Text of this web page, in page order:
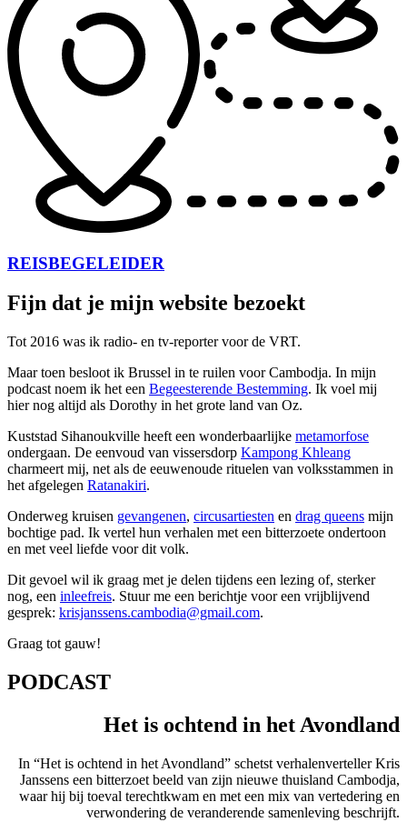
REISBEGELEIDER
Fijn dat je mijn website bezoekt
Tot 2016 was ik radio- en tv-reporter voor de VRT.
Maar toen besloot ik Brussel in te ruilen voor Cambodja. In mijn
podcast noem ik het een Begeesterende Bestemming. Ik voel mij
hier nog altijd als Dorothy in het grote land van Oz.
Kuststad Sihanoukville heeft een wonderbaarlijke metamorfose
ondergaan. De eenvoud van vissersdorp Kampong Khleang
charmeert mij, net als de eeuwenoude rituelen van volksstammen in
het afgelegen Ratanakiri.
Onderweg kruisen gevangenen, circusartiesten en drag queens mijn
bochtige pad. Ik vertel hun verhalen met een bitterzoete ondertoon
en met veel liefde voor dit volk.
Dit gevoel wil ik graag met je delen tijdens een lezing of, sterker
nog, een inleefreis. Stuur me een berichtje voor een vrijblijvend
gesprek: krisjanssens.cambodia@gmail.com.
Graag tot gauw!
PODCAST
Het is ochtend in het Avondland
In “Het is ochtend in het Avondland” schetst verhalenverteller Kris
Janssens een bitterzoet beeld van zijn nieuwe thuisland Cambodja,
waar hij bij toeval terechtkwam en met een mix van vertedering en
verwondering de veranderende samenleving beschrijft.